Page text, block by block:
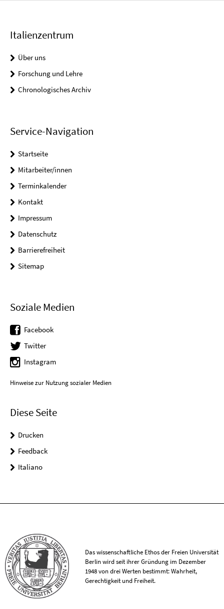
Italienzentrum
Über uns
Forschung und Lehre
Chronologisches Archiv
Service-Navigation
Startseite
Mitarbeiter/innen
Terminkalender
Kontakt
Impressum
Datenschutz
Barrierefreiheit
Sitemap
Soziale Medien
Facebook
Twitter
Instagram
Hinweise zur Nutzung sozialer Medien
Diese Seite
Drucken
Feedback
Italiano
Das wissenschaftliche Ethos der Freien Universität
Berlin wird seit ihrer Gründung im Dezember
1948 von drei Werten bestimmt: Wahrheit,
Gerechtigkeit und Freiheit.